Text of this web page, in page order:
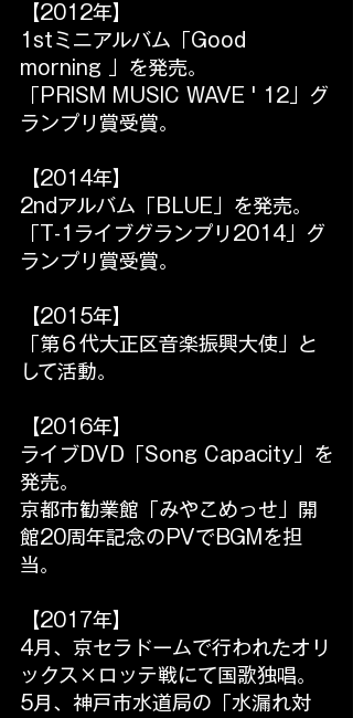
【2012年】
1stミニアルバム「Good
morning 」を発売。
「PRISM MUSIC WAVE ' 12」グ
ランプリ賞受賞。
【2014年】
2ndアルバム「BLUE」を発売。
「T-1ライブグランプリ2014」グ
ランプリ賞受賞。
【2015年】
「第６代大正区音楽振興大使」と
して活動。
【2016年】
ライブDVD「Song Capacity」を
発売。
京都市勧業館「みやこめっせ」開
館20周年記念のPVでBGMを担
当。
【2017年】
4月、京セラドームで行われたオリ
ックス×ロッテ戦にて国歌独唱。
5月、神戸市水道局の「水漏れ対